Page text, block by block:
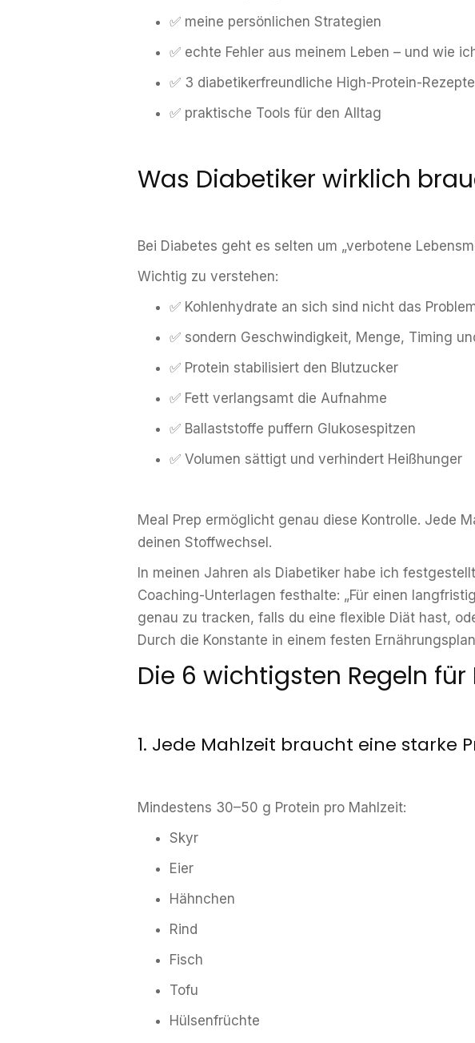
✅ meine persönlichen Strategien
✅ echte Fehler aus meinem Leben – und wie
✅ 3 diabetikerfreundliche High-Protein-Rezepte
✅ praktische Tools für den Alltag
Was Diabetiker wirklich
Bei Diabetes geht es selten um „verbotene
Wichtig zu verstehen:
✅ Kohlenhydrate an sich sind nicht das
✅ sondern Geschwindigkeit, Menge, Timing
✅ Protein stabilisiert den Blutzucker
✅ Fett verlangsamt die Aufnahme
✅ Ballaststoffe puffern Glukosespitzen
✅ Volumen sättigt und verhindert Heißhunger
Meal Prep ermöglicht genau diese Kontrolle. Jede
deinen Stoffwechsel.
In meinen Jahren als Diabetiker habe ich
Coaching-Unterlagen festhalte: „Für einen
genau zu tracken, falls du eine flexible Diät hast,
Durch die Konstante in einem festen
Die 6 wichtigsten Regeln
1. Jede Mahlzeit braucht eine starke
Mindestens 30–50 g Protein pro Mahlzeit:
Skyr
Eier
Hähnchen
Rind
Fisch
Tofu
Hülsenfrüchte